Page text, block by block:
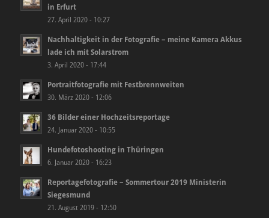
in Erfurt
27. April 2020 - 10:27
Nachhaltigkeit in der Fotografie – meine Kamera Akkus
lade ich mit Solarstrom
3. April 2020 - 17:44
Portraitfotografie mit Festbrennweiten
30. März 2020 - 12:06
36 Bilder einer Hochzeitsreportage
24. Januar 2020 - 10:55
Hundefotoshooting in Thüringen
6. Januar 2020 - 16:23
Reportagefotografie – Sommertour 2019 Ministerin
Siegesmund
21. August 2019 - 12:50